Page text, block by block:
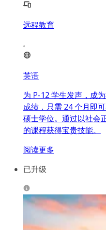
远程教育
英语
为 P-12 学生发声，成
成绩，只需 24 个月即
硕士学位。通过以社会
的课程获得宝贵技能。
阅读更多
已升级